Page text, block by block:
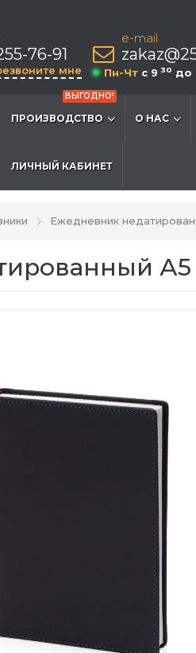
76-91
мне
e-mail
Пн-Чт c 9 30 до
ВЫГОДНО!
ПРОИЗВОДСТВО О НАС
ЛИЧНЫЙ КАБИНЕТ
Ежедневник